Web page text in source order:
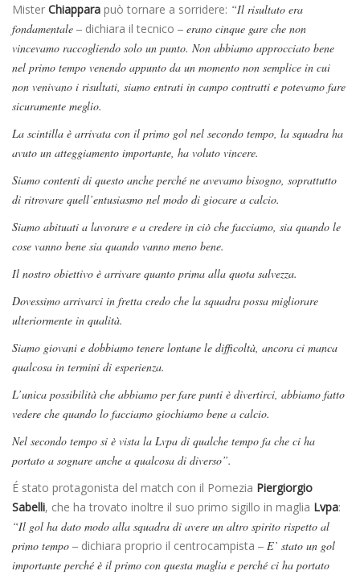
Mister Chiappara può tornare a sorridere: “Il risultato era
fondamentale – dichiara il tecnico – erano cinque gare che non
vincevamo raccogliendo solo un punto. Non abbiamo approcciato bene
nel primo tempo venendo appunto da un momento non semplice in cui
non venivano i risultati, siamo entrati in campo contratti e potevamo fare
sicuramente meglio.
La scintilla è arrivata con il primo gol nel secondo tempo, la squadra ha
avuto un atteggiamento importante, ha voluto vincere.
Siamo contenti di questo anche perché ne avevamo bisogno, soprattutto
di ritrovare quell’entusiasmo nel modo di giocare a calcio.
Siamo abituati a lavorare e a credere in ciò che facciamo, sia quando le
cose vanno bene sia quando vanno meno bene.
Il nostro obiettivo è arrivare quanto prima alla quota salvezza.
Dovessimo arrivarci in fretta credo che la squadra possa migliorare
ulteriormente in qualità.
Siamo giovani e dobbiamo tenere lontane le difficoltà, ancora ci manca
qualcosa in termini di esperienza.
L’unica possibilità che abbiamo per fare punti è divertirci, abbiamo fatto
vedere che quando lo facciamo giochiamo bene a calcio.
Nel secondo tempo si è vista la Lvpa di qualche tempo fa che ci ha
portato a sognare anche a qualcosa di diverso”.
É stato protagonista del match con il Pomezia Piergiorgio
Sabelli, che ha trovato inoltre il suo primo sigillo in maglia Lvpa:
“Il gol ha dato modo alla squadra di avere un altro spirito rispetto al
primo tempo – dichiara proprio il centrocampista – E’ stato un gol
importante perché è il primo con questa maglia e perché ci ha portato